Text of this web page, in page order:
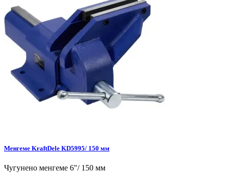
Менгеме KraftDele KD5995/ 150 мм
Чугунено менгеме 6"/ 150 мм